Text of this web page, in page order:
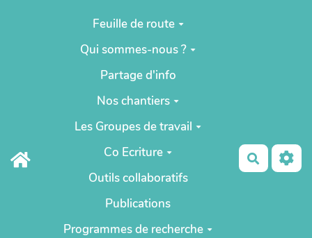
Aller au contenu principal
Feuille de route
Qui sommes-nous ?
Partage d'info
Nos chantiers
Les Groupes de travail
Co Ecriture
Outils collaboratifs
Publications
Programmes de recherche